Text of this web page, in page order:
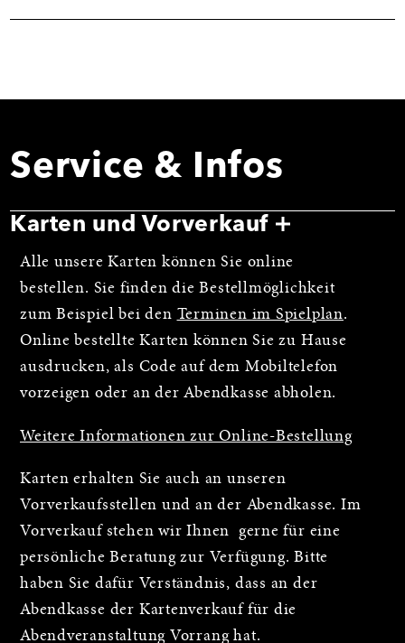
Service & Infos
Karten und Vorverkauf
Alle unsere Karten können Sie online
bestellen. Sie finden die Bestellmöglichkeit
zum Beispiel bei den Terminen im Spielplan.
Online bestellte Karten können Sie zu Hause
ausdrucken, als Code auf dem Mobiltelefon
vorzeigen oder an der Abendkasse abholen.
Weitere Informationen zur Online-Bestellung
Karten erhalten Sie auch an unseren
Vorverkaufsstellen und an der Abendkasse. Im
Vorverkauf stehen wir Ihnen gerne für eine
persönliche Beratung zur Verfügung. Bitte
haben Sie dafür Verständnis, dass an der
Abendkasse der Kartenverkauf für die
Abendveranstaltung Vorrang hat.